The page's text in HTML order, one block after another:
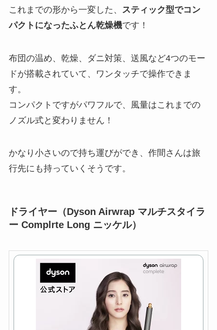
これまでの形から一変した、
スティック型でコン
パクトになったふとん乾燥機です！
布団の温め、乾燥、ダニ対策、送風など4つのモー
ドが搭載されていて、ワンタッチで操作できま
す。
コンパクトですがパワフルで、風量はこれまでの
ノズル式と変わりません！
かなり小さいので持ち運びができ、作間さんは旅
行先にも持っていくそうです。
ドライヤー（Dyson Airwrap マルチスタイラ
ー Complrte Long ニッケル）